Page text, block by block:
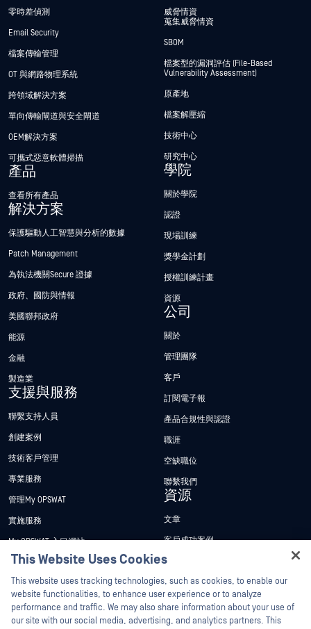
零時差偵測
Email Security
檔案傳輸管理
OT 與網路物理系統
跨領域解決方案
單向傳輸閘道與安全閘道
OEM解決方案
可攜式惡意軟體掃描
產品
查看所有產品
解決方案
保護驅動人工智慧與分析的數據
Patch Management
為執法機關Secure 證據
政府、國防與情報
美國聯邦政府
能源
金融
製造業
支援與服務
聯繫支持人員
創建案例
技術客戶管理
專業服務
管理My OPSWAT
實施服務
My OPSWAT 入口網站
技術檔案
訓練
漏洞通報計畫
Partners
威脅情資
蒐集威脅情資
SBOM
檔案型的漏洞評估 (File-Based
Vulnerability Assessment)
原產地
檔案解壓縮
技術中心
研究中心
學院
關於學院
認證
現場訓練
獎學金計劃
授權訓練計畫
資源
公司
關於
管理團隊
客戶
訂閱電子報
產品合規性與認證
職涯
空缺職位
聯繫我們
資源
文章
客戶成功案例
新聞稿
新聞報導
網路研討會
This Website Uses Cookies
This website uses tracking technologies, such as cookies, to enable our
website functionalities, to enhance user experience or to analyze
performance and traffic. We may also share information about your use of
our site with our social media, advertising, and analytics partners. This
Hey there!
I'm Ozzy, your OPSWAT virtual assistant.
How can I help you secure what's critical
today?